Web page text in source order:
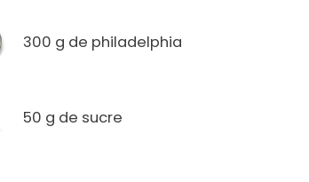
300 g de philadelphia
50 g de sucre